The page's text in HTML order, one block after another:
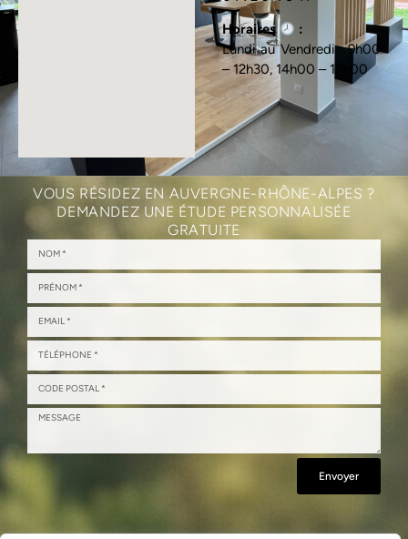
Horaires
:
Lundi au Vendredi : 9h00
– 12h30, 14h00 – 17h00
VOUS RÉSIDEZ EN AUVERGNE-RHÔNE-ALPES ?
DEMANDEZ UNE ÉTUDE PERSONNALISÉE
GRATUITE
Envoyer